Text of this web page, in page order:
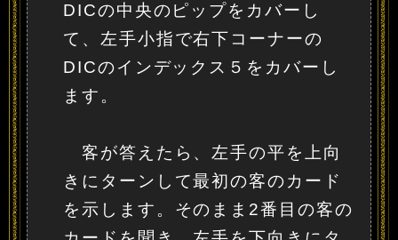
DICの中央のピップをカバーし
て、左手小指で右下コーナーの
DICのインデックス５をカバーし
ます。
客が答えたら、左手の平を上向
きにターンして最初の客のカード
を示します。そのまま2番目の客の